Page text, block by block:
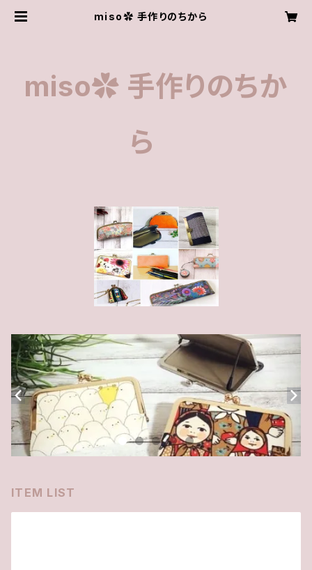
miso✿︎ 手作りのちから
miso✿︎ 手作りのちか
ら
ITEM LIST